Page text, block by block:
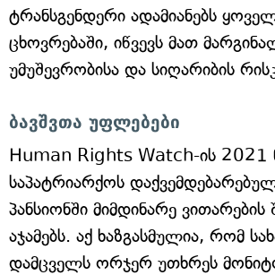
ტრანსგენდერი ადამიანებს
ცხოვრებაში, იწვევს მათ
უმუშევრობისა და სიღარიბის
ბავშვთა უფლებები
Human Rights Watch-ის 2021
საპატრიარქოს
პანსიონში მიმდინარე ვითარების
აჯამებს. აქ ხაზგასმულია, რომ
დამცველს ორჯერ უთხრეს